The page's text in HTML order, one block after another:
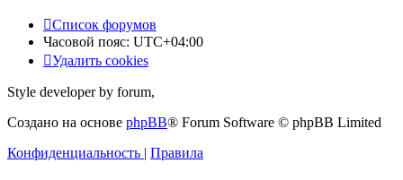
Список форумов
Часовой пояс: UTC+04:00
Удалить cookies
Style developer by forum,
Создано на основе phpBB® Forum Software © phpBB Limited
Конфиденциальность | Правила